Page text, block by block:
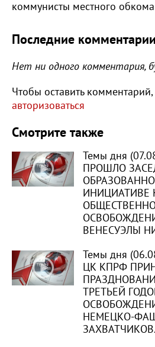
коммунисты местного
Последние комментарии
Нет ни одного комментария,
Чтобы оставить
авторизоваться
Смотрите также
Темы дня
ПРОШЛО
ИНИЦИАТИВЕ
ВЕНЕСУЭЛЫ
Темы дня
ЦК КПРФ
ТРЕТЬЕЙ
НЕМЕЦКО-
ЗАХВАТЧИКОВ.